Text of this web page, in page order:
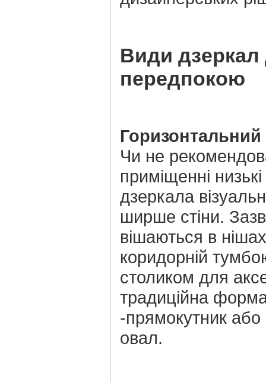
Види дзеркал
передпокою
Чи не
приміщенні низькі
дзеркала
ширше стіни.
вішаються в
коридорній
столиком для
традиційна
-прямокутник або
овал.